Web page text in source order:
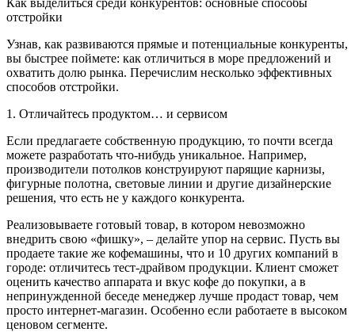
отстройки
Узнав, как развиваются прямые и потенциальные конкуренты,
вы быстрее поймете: как отличиться в море предложений и
охватить долю рынка. Перечислим несколько эффективных
способов отстройки.
1. Отличайтесь продуктом… и сервисом
Если предлагаете собственную продукцию, то почти всегда
можете разработать что-нибудь уникальное. Например,
производители потолков конструируют парящие карнизы,
фигурные полотна, световые линии и другие дизайнерские
решения, что есть не у каждого конкурента.
Реализовываете готовый товар, в котором невозможно
внедрить свою «фишку», – делайте упор на сервис. Пусть вы
продаете такие же кофемашины, что и 10 других компаний в
городе: отличитесь тест-драйвом продукции. Клиент сможет
оценить качество аппарата и вкус кофе до покупки, а в
непринужденной беседе менеджер лучше продаст товар, чем
просто интернет-магазин. Особенно если работаете в высоком
ценовом сегменте.